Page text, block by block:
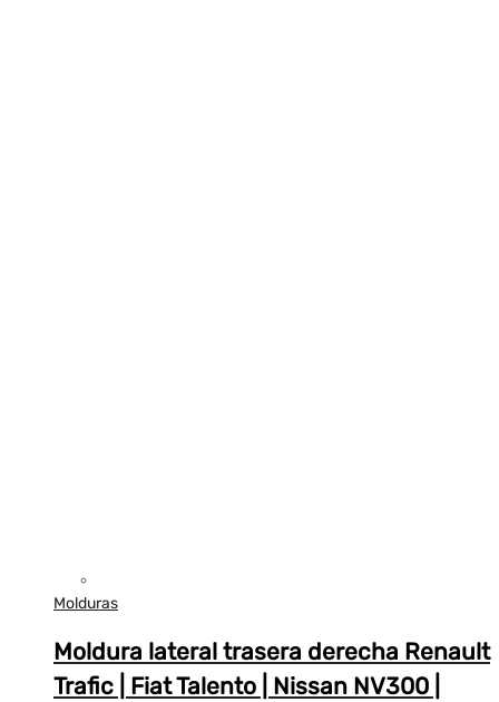
Molduras
Moldura lateral trasera derecha Renault
Trafic | Fiat Talento | Nissan NV300 |